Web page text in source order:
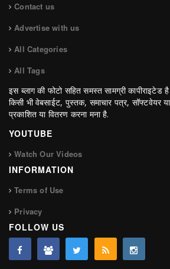
Contact us
Advertise with us
All Categories
All Tags
इस ब्लाग की फोटो सहित समस्त सामग्री कापीराइटेड
किसी भी वेबसाईट, पुस्तक, समाचार पत्र, सॉफ्टवेयर
प्रकाशित या वितरण करना मना है.
YOUTUBE
Watch Our Videos
INFORMATION
Terms of Use
Privacy
FOLLOW US